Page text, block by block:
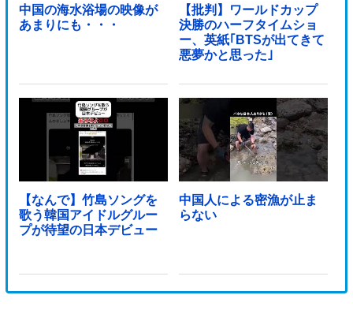
中国の海水浴場の映像が
あまりにも・・・
【批判】ワールドカップ
決勝のハーフタイムショ
ー、英紙｢BTSが出てきて
悪夢かと思った｣
【なんで】竹島ソングを
歌う韓国アイドルグルー
プが待望の日本デビュー
中国人による密漁が止ま
らない